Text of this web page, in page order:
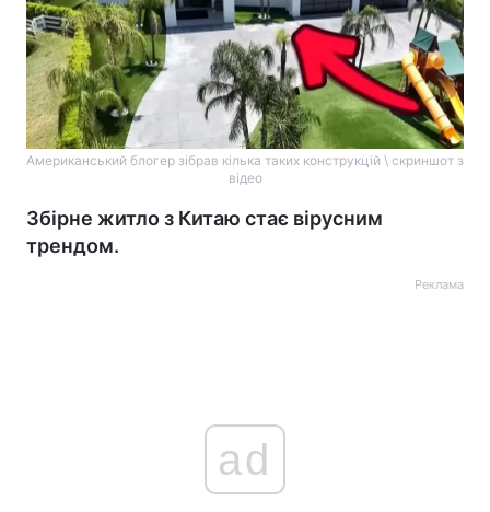
Американський блогер зібрав кілька таких конструкцій \ скриншот з
відео
Збірне житло з Китаю стає вірусним
трендом.
Реклама
ad